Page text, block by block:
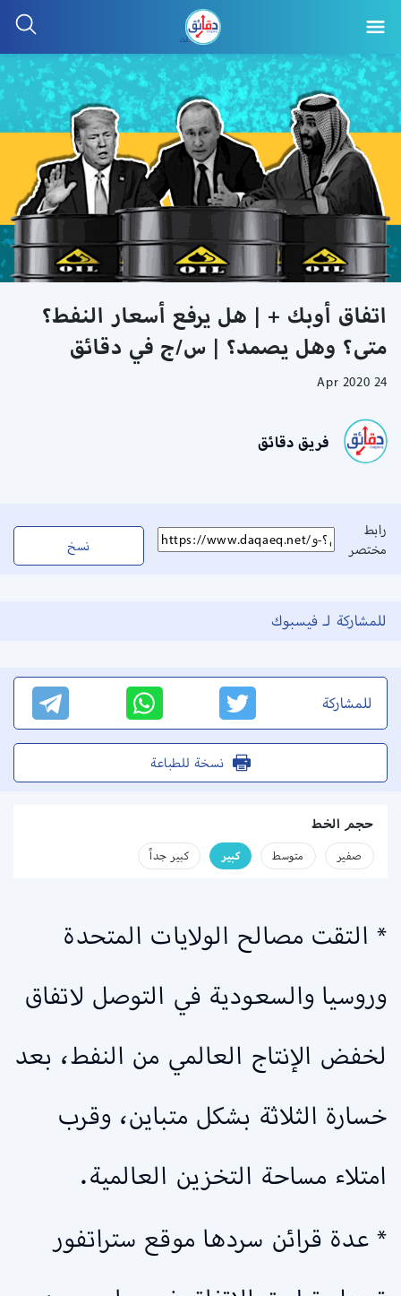
اتفاق أوبك + | هل يرفع أسعار النفط؟
متى؟ وهل يصمد؟ | س/ج في دقائق
24 Apr 2020
فريق دقائق
رابط
مختصر
نسخ
للمشاركة لـ فيسبوك
للمشاركة
نسخة للطباعة
حجم الخط
صفير متوسط كبير كبير جداً
* التقت مصالح الولايات المتحدة
وروسيا والسعودية في التوصل لاتفاق
لخفض الإنتاج العالمي من النفط، بعد
خسارة الثلاثة بشكل متباين، وقرب
امتلاء مساحة التخزين العالمية.
* عدة قرائن سردها موقع ستراتفور